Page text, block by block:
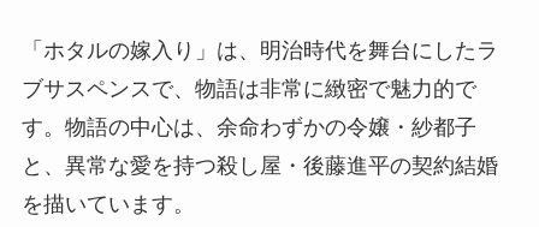
「ホタルの嫁入り」は、明治時代を舞台にしたラ
ブサスペンスで、物語は非常に緻密で魅力的で
す。物語の中心は、余命わずかの令嬢・紗都子
と、異常な愛を持つ殺し屋・後藤進平の契約結婚
を描いています。